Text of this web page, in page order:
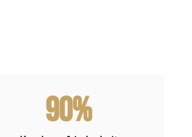
90%